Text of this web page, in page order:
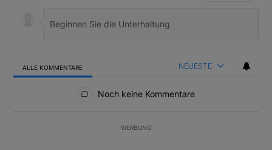
ALLE KOMMENTARE NEUESTE
Noch keine Kommentare
WERBUNG